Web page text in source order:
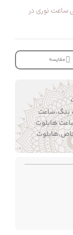
ساعت نوری در
مقایسه
بنگ،ساعت
هابلوت